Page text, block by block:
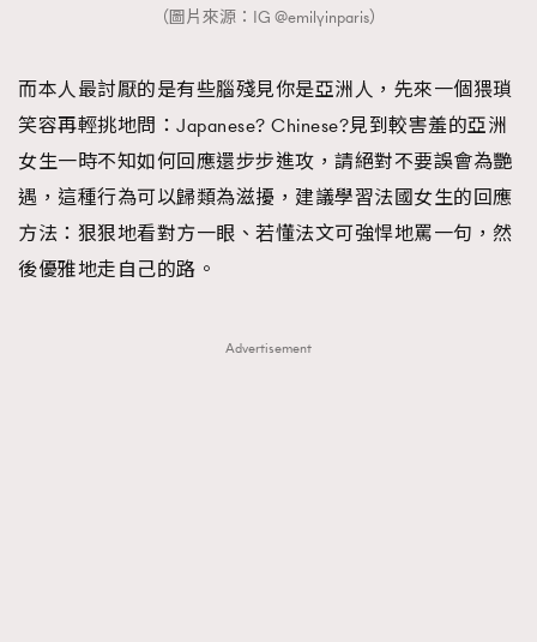
（圖片來源：IG @emilyinparis）
而本人最討厭的是有些腦殘見你是亞洲人，先來一個猥瑣
笑容再輕挑地問：Japanese? Chinese?見到較害羞的亞洲
女生一時不知如何回應還步步進攻，請絕對不要誤會為艷
遇，這種行為可以歸類為滋擾，建議學習法國女生的回應
方法：狠狠地看對方一眼、若懂法文可強悍地罵一句，然
後優雅地走自己的路。
Advertisement